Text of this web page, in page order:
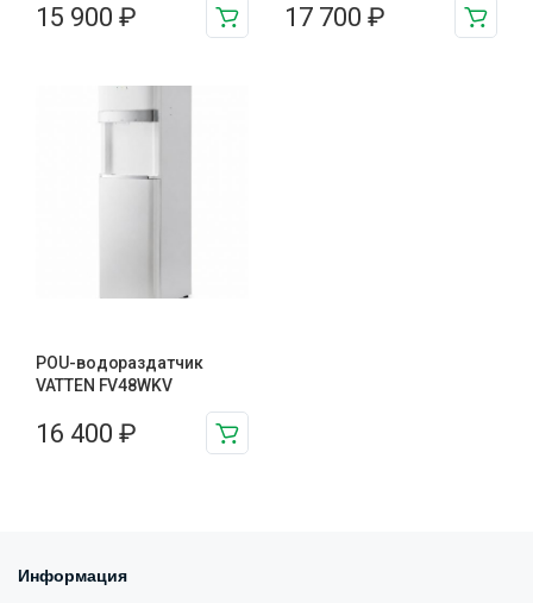
15 900 ₽ 17 700 ₽
POU-водораздатчик
VATTEN FV48WKV
16 400 ₽
Информация